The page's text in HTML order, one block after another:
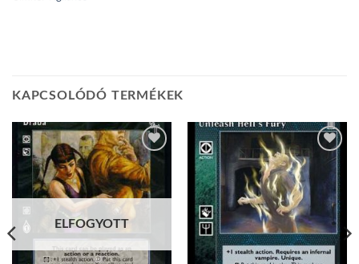
KAPCSOLÓDÓ TERMÉKEK
Add to
wishlist
ELFOGYOTT
Add to
wishlist